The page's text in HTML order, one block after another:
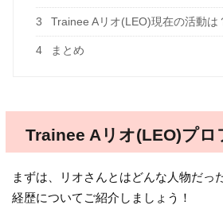
3 Trainee Aリオ(LEO)現在の活動は
4 まとめ
Trainee Aリオ(LEO)プロ
まずは、リオさんとはどんな人物だっ
経歴についてご紹介しましょう！